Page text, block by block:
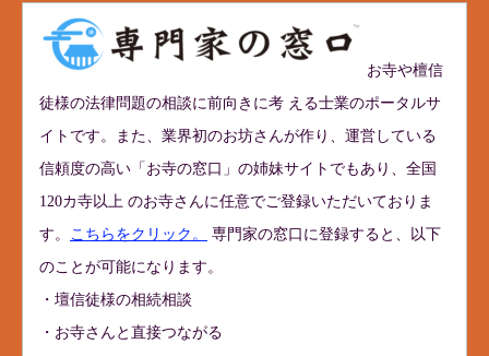
お寺や檀信
徒様の法律問題の相談に前向きに考 える士業のポータルサ
イトです。また、業界初のお坊さんが作り、運営している
信頼度の高い「お寺の窓口」の姉妹サイトでもあり、全国
120カ寺以上 のお寺さんに任意でご登録いただいておりま
す。 こちらをクリック。
専門家の窓口に登録すると、以下
のことが可能になります。
・壇信徒様の相続相談
・お寺さんと直接つながる